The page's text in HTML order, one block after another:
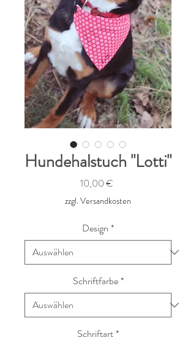
Hundehalstuch "Lotti"
10,00 €Preis
zzgl. Versandkosten
Design *
Schriftfarbe*
Schriftart*